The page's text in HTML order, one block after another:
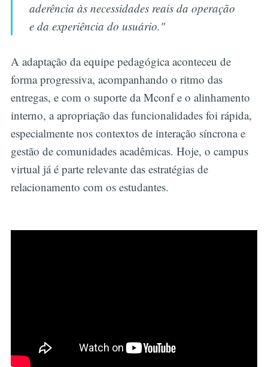
aderência às necessidades reais da operação
e da experiência do usuário."
A adaptação da equipe pedagógica aconteceu de
forma progressiva, acompanhando o ritmo das
entregas, e com o suporte da Mconf e o alinhamento
interno, a apropriação das funcionalidades foi rápida,
especialmente nos contextos de interação síncrona e
gestão de comunidades acadêmicas. Hoje, o campus
virtual já é parte relevante das estratégias de
relacionamento com os estudantes.